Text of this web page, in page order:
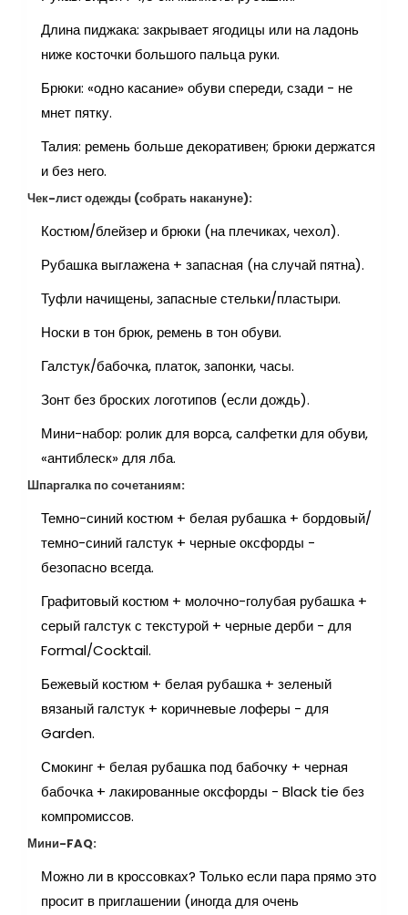
Длина пиджака: закрывает ягодицы или на ладонь
ниже косточки большого пальца руки.
Брюки: «одно касание» обуви спереди, сзади - не
мнет пятку.
Талия: ремень больше декоративен; брюки держатся
и без него.
Чек-лист одежды (собрать накануне):
Костюм/блейзер и брюки (на плечиках, чехол).
Рубашка выглажена + запасная (на случай пятна).
Туфли начищены, запасные стельки/пластыри.
Носки в тон брюк, ремень в тон обуви.
Галстук/бабочка, платок, запонки, часы.
Зонт без броских логотипов (если дождь).
Мини-набор: ролик для ворса, салфетки для обуви,
«антиблеск» для лба.
Шпаргалка по сочетаниям:
Темно-синий костюм + белая рубашка + бордовый/
темно-синий галстук + черные оксфорды -
безопасно всегда.
Графитовый костюм + молочно-голубая рубашка +
серый галстук с текстурой + черные дерби - для
Formal/Cocktail.
Бежевый костюм + белая рубашка + зеленый
вязаный галстук + коричневые лоферы - для
Garden.
Смокинг + белая рубашка под бабочку + черная
бабочка + лакированные оксфорды - Black tie без
компромиссов.
Мини-FAQ:
Можно ли в кроссовках? Только если пара прямо это
просит в приглашении (иногда для очень